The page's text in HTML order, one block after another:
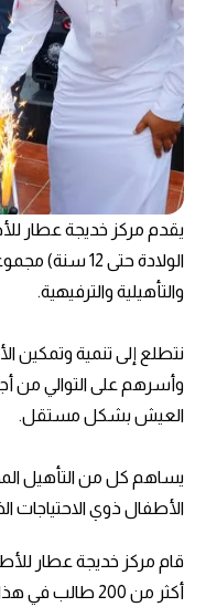
يقدم مركز خديجة عطار
الولادة حتى
والتأهيلية والترفيهية.
نتطلع إلى تنمية وتمكين
وأسرهم على التوالي من
العيش بشكل مستقل.
يساهم كل من التأهيل
الأطفال ذوي
قام مركز خديجة عطار
أكثر من 200 طالب في هذا المجال حتى الآن.